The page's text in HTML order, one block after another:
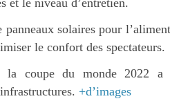
et le niveau d’entretien.
panneaux solaires pour
le confort des spectateurs.
la coupe du monde 2022
+d’images